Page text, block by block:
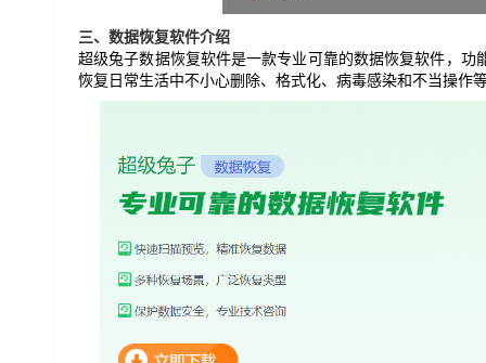
三、数据恢复软件介绍
超级兔子数据恢复软件是一款专业可靠的数据恢复软件，
恢复日常生活中不小心删除、格式化、病毒感染和不当操作